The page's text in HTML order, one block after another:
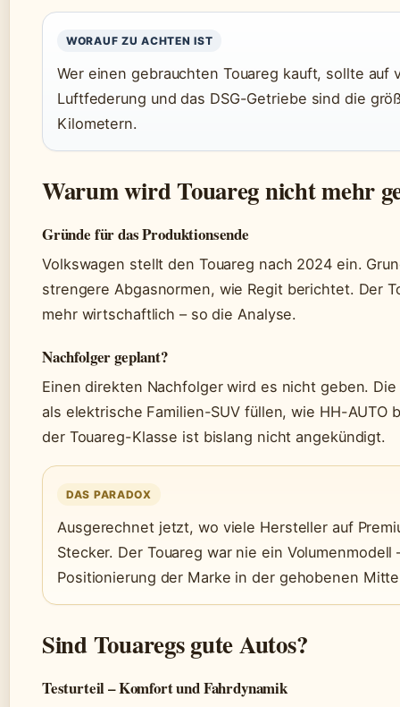
WORAUF ZU ACHTEN IST
Wer einen gebrauchten Touareg kauft, sollte
Luftfederung und das DSG-Getriebe sind die
Kilometern.
Warum wird Touareg nicht mehr
Gründe für das Produktionsende
Volkswagen stellt den Touareg nach 2024 ein.
strengere Abgasnormen, wie Regit berichtet. Der
mehr wirtschaftlich – so die Analyse.
Nachfolger geplant?
Einen direkten Nachfolger wird es nicht geben.
als elektrische Familien-SUV füllen, wie HH-AUTO
der Touareg-Klasse ist bislang nicht angekündigt.
DAS PARADOX
Ausgerechnet jetzt, wo viele Hersteller auf
Stecker. Der Touareg war nie ein
Positionierung der Marke in der gehobenen
Sind Touaregs gute Autos?
Testurteil – Komfort und Fahrdynamik